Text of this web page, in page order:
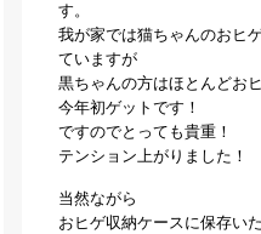
す。
我が家では猫ちゃんのおヒ
ていますが
黒ちゃんの方はほとんどお
今年初ゲットです！
ですのでとっても貴重！
テンション上がりました！
当然ながら
おヒゲ収納ケースに保存い